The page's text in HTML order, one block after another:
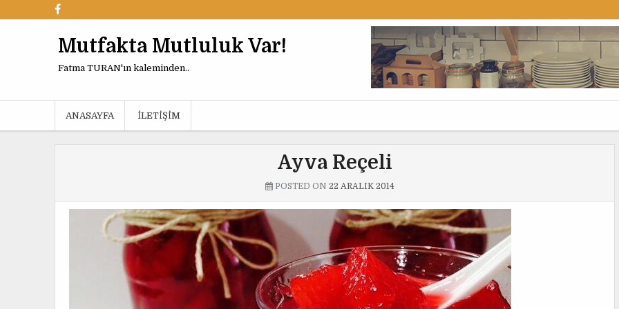
Mutfakta Mutluluk Var!
Fatma TURAN'ın kaleminden..
ANASAYFA İLETIŞIM
Ayva Reçeli
POSTED ON 22 ARALIK 2014